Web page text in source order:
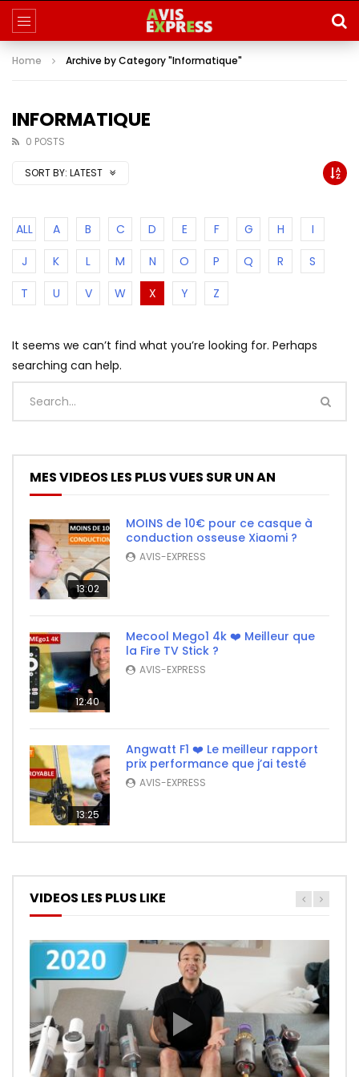
Home Archive by Category "Informatique"
INFORMATIQUE
0 POSTS
SORT BY: LATEST
ALL A B C D E F G H
I
J
K L M N O P Q R
S
T
U V W X Y Z
It seems we can’t find what you’re looking for. Perhaps
searching can help.
MES VIDEOS LES PLUS VUES SUR UN AN
13:02
MOINS de 10€ pour ce casque à
conduction osseuse Xiaomi ?
AVIS-EXPRESS
12:40
Mecool Mego1 4k ❤️ Meilleur que
la Fire TV Stick ?
AVIS-EXPRESS
13:25
Angwatt F1 ❤️ Le meilleur rapport
prix performance que j’ai testé
AVIS-EXPRESS
VIDEOS LES PLUS LIKE